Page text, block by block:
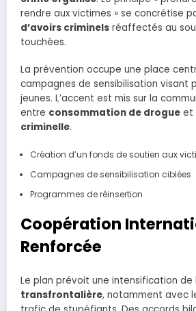
rendre aux victimes » se concrétise
d’avoirs criminels réaffectés au
touchées.
La prévention occupe une place
campagnes de sensibilisation visant
jeunes. L’accent est mis sur la
entre consommation de drogue et
criminelle.
Création d’un fonds de soutien aux
Campagnes de sensibilisation ciblées
Programmes de réinsertion
Coopération
Renforcée
Le plan prévoit une intensification de
transfrontalière, notamment avec